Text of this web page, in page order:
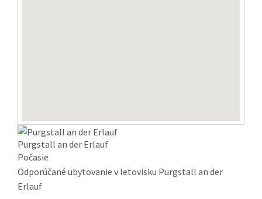
Purgstall an der Erlauf
Počasie
Odporúčané ubytovanie v letovisku Purgstall an der
Erlauf